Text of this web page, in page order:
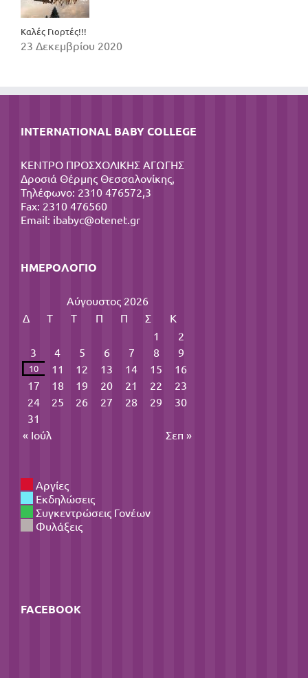
Καλές Γιορτές!!!
23 Δεκεμβρίου 2020
INTERNATIONAL BABY COLLEGE
ΚΕΝΤΡΟ ΠΡΟΣΧΟΛΙΚΗΣ ΑΓΩΓΗΣ
Δροσιά Θέρμης Θεσσαλονίκης,
Τηλέφωνο: 2310 476572,3
Fax: 2310 476560
Email: ibabyc@otenet.gr
ΗΜΕΡΟΛΌΓΙΟ
Αύγουστος 2026
Δ
Τ Τ Π Π Σ
Κ
1
2
3
4 5 6 7 8 9
10 11 12 13 14 15
16
17
18 19 20 21 22
23
24
25 26 27 28 29
30
31
« Ιούλ
Σεπ »
Αργίες
Εκδηλώσεις
Συγκεντρώσεις Γονέων
Φυλάξεις
FACEBOOK